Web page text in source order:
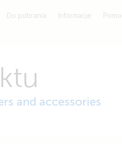
Do pobrania Informacje
and accessories